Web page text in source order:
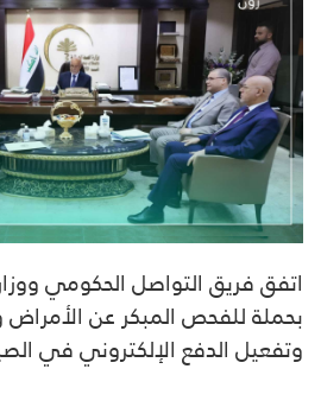
اتفق فريق التواصل الحكومي
بحملة للفحص المبكر عن الأمراض
وتفعيل الدفع الإلكتروني في